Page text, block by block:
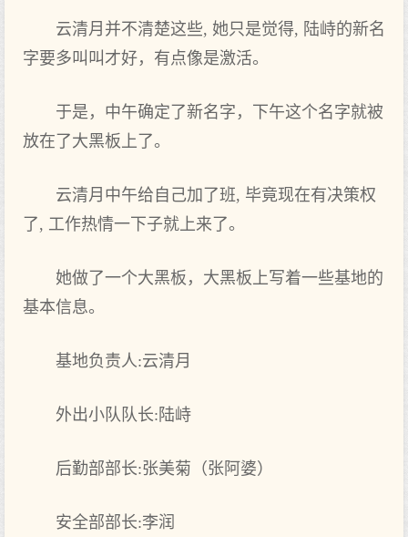
云清月并不清楚这些, 她只是觉得, 陆峙的新名
字要多叫叫才好，有点像是激活。
于是，中午确定了新名字，下午这个名字就被
放在了大黑板上了。
云清月中午给自己加了班, 毕竟现在有决策权
了, 工作热情一下子就上来了。
她做了一个大黑板，大黑板上写着一些基地的
基本信息。
基地负责人:云清月
外出小队队长:陆峙
后勤部部长:张美菊（张阿婆）
安全部部长:李润